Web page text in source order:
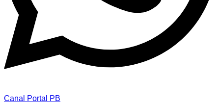
Canal Portal PB